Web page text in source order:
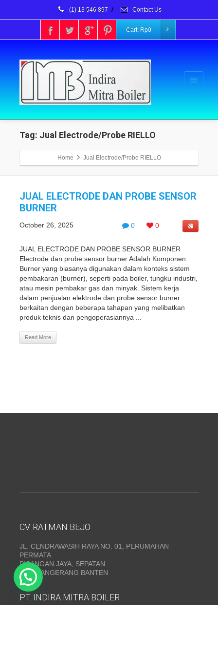
(1) 13 546 897 / Contact Us
Cart: Rp0
Tag: Jual Electrode/Probe RIELLO
Home Jual Electrode/Probe RIELLO
JUAL ELECTRODE DAN PROBE SENSOR
BURNER
0 0
October 26, 2025
JUAL ELECTRODE DAN PROBE SENSOR BURNER
Electrode dan probe sensor burner Adalah Komponen
Burner yang biasanya digunakan dalam konteks sistem
pembakaran (burner), seperti pada boiler, tungku industri,
atau mesin pembakar gas dan minyak. Sistem kerja
dalam penjualan elektrode dan probe sensor burner
berkaitan dengan beberapa tahapan yang melibatkan
produk teknis dan pengoperasiannya ...
Read More
CV. RATMAN BEJO
JL. CENDRAWASIH RAYA NO. 01, PERUMAHAN
PERMATA
PISANGAN JAYA, SEPATAN
KAB. TANGERANG BANTEN
PT. INDIRA MITRA BOILER